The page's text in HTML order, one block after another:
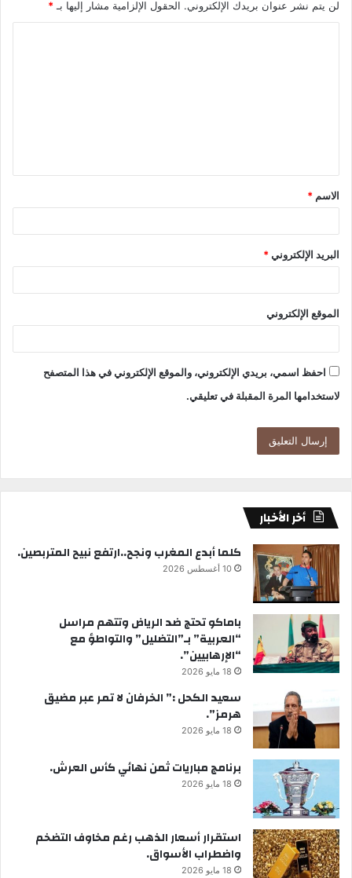
لن يتم نشر عنوان بريدك الإلكتروني. الحقول الإلزامية مشار إليها بـ*
ق
*
الاسم *
البريد الإلكتروني*
الموقع الإلكتروني
احفظ اسمي، بريدي الإلكتروني، والموقع الإلكتروني في هذا المتصفح
لاستخدامها المرة المقبلة في تعليقي.
أخر الأخبار
كلما أبدع المغرب ونجح..ارتفع نبيح المتربصين.
10 أغسطس 2026
باماكو تحتج ضد الرياض وتتهم مراسل
“العربية” بـ”التضليل” والتواطؤ مع
“الإرهابيين”.
18 مايو 2026
سعيد الكحل :” الخرفان لا تمر عبر مضيق
هرمز”.
18 مايو 2026
برنامج مباريات ثمن نهائي كأس العرش.
18 مايو 2026
استقرار أسعار الذهب رغم مخاوف التضخم
واضطراب الأسواق.
18 مايو 2026